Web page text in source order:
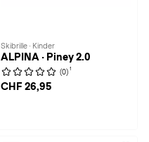
Skibrille · Kinder
ALPINA · Piney 2.0
(0) 1
CHF 26,95